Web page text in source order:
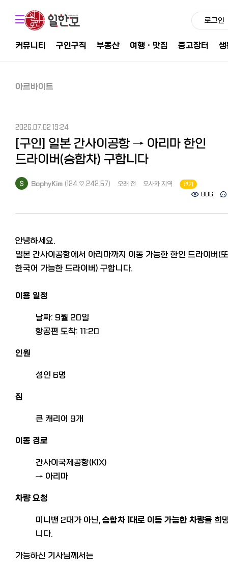
로그인
커뮤니티 구인구직 부동산 여행ㆍ맛집 중고장터
아르바이트
2026.07.02 19:24
[구인] 일본 간사이공항 → 아리마 한인
드라이버(승합차) 구합니다
SophyKim (124.♡.242.57) 오래 전 오사카 지역
인기
806
안녕하세요.
일본 간사이공항에서 아리마까지 이동 가능한 한인 드라이버(
한국어 가능한 드라이버) 구합니다.
이용 일정
날짜: 9월 20일
항공편 도착: 11:20
인원
성인 6명
짐
큰 캐리어 9개
이동 경로
간사이국제공항(KIX)
→ 아리마
차량 요청
미니밴 2대가 아닌, 승합차 1대로 이동 가능한 차량을 희
니다.
가능하신 기사님께서는